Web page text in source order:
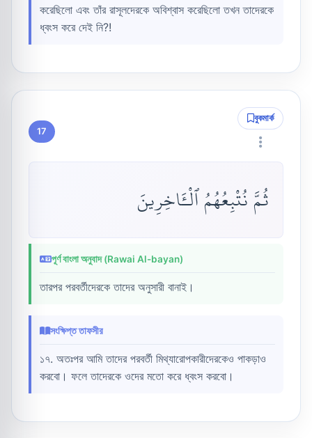
করেছিলো এবং তাঁর রাসূলদেরকে অবিশ্বাস করেছিলো তখন তাদেরকে
ধ্বংস করে দেই নি?!
17
বুকমার্ক
ثُمَّ نُتْبِعُهُمُ ٱلْـَٔاخِرِينَ
পূর্ণ বাংলা অনুবাদ (Rawai Al-bayan)
তারপর পরবর্তীদেরকে তাদের অনুসারী বানাই।
সংক্ষিপ্ত তাফসীর
১৭. অতঃপর আমি তাদের পরবর্তী মিথ্যারোপকারীদেরকেও পাকড়াও
করবো। ফলে তাদেরকে ওদের মতো করে ধ্বংস করবো।